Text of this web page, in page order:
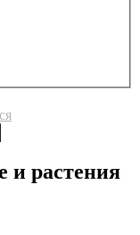
и растения